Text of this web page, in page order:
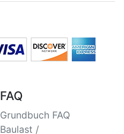
FAQ
Grundbuch FAQ
Baulast /